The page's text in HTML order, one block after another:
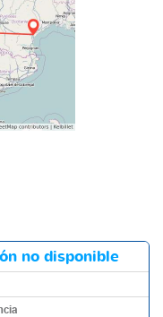
no disponible